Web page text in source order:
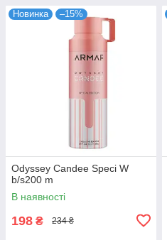
Новинка –15%
Odyssey Candee Speci W
b/s200 m
В наявності
198 ₴ 234 ₴